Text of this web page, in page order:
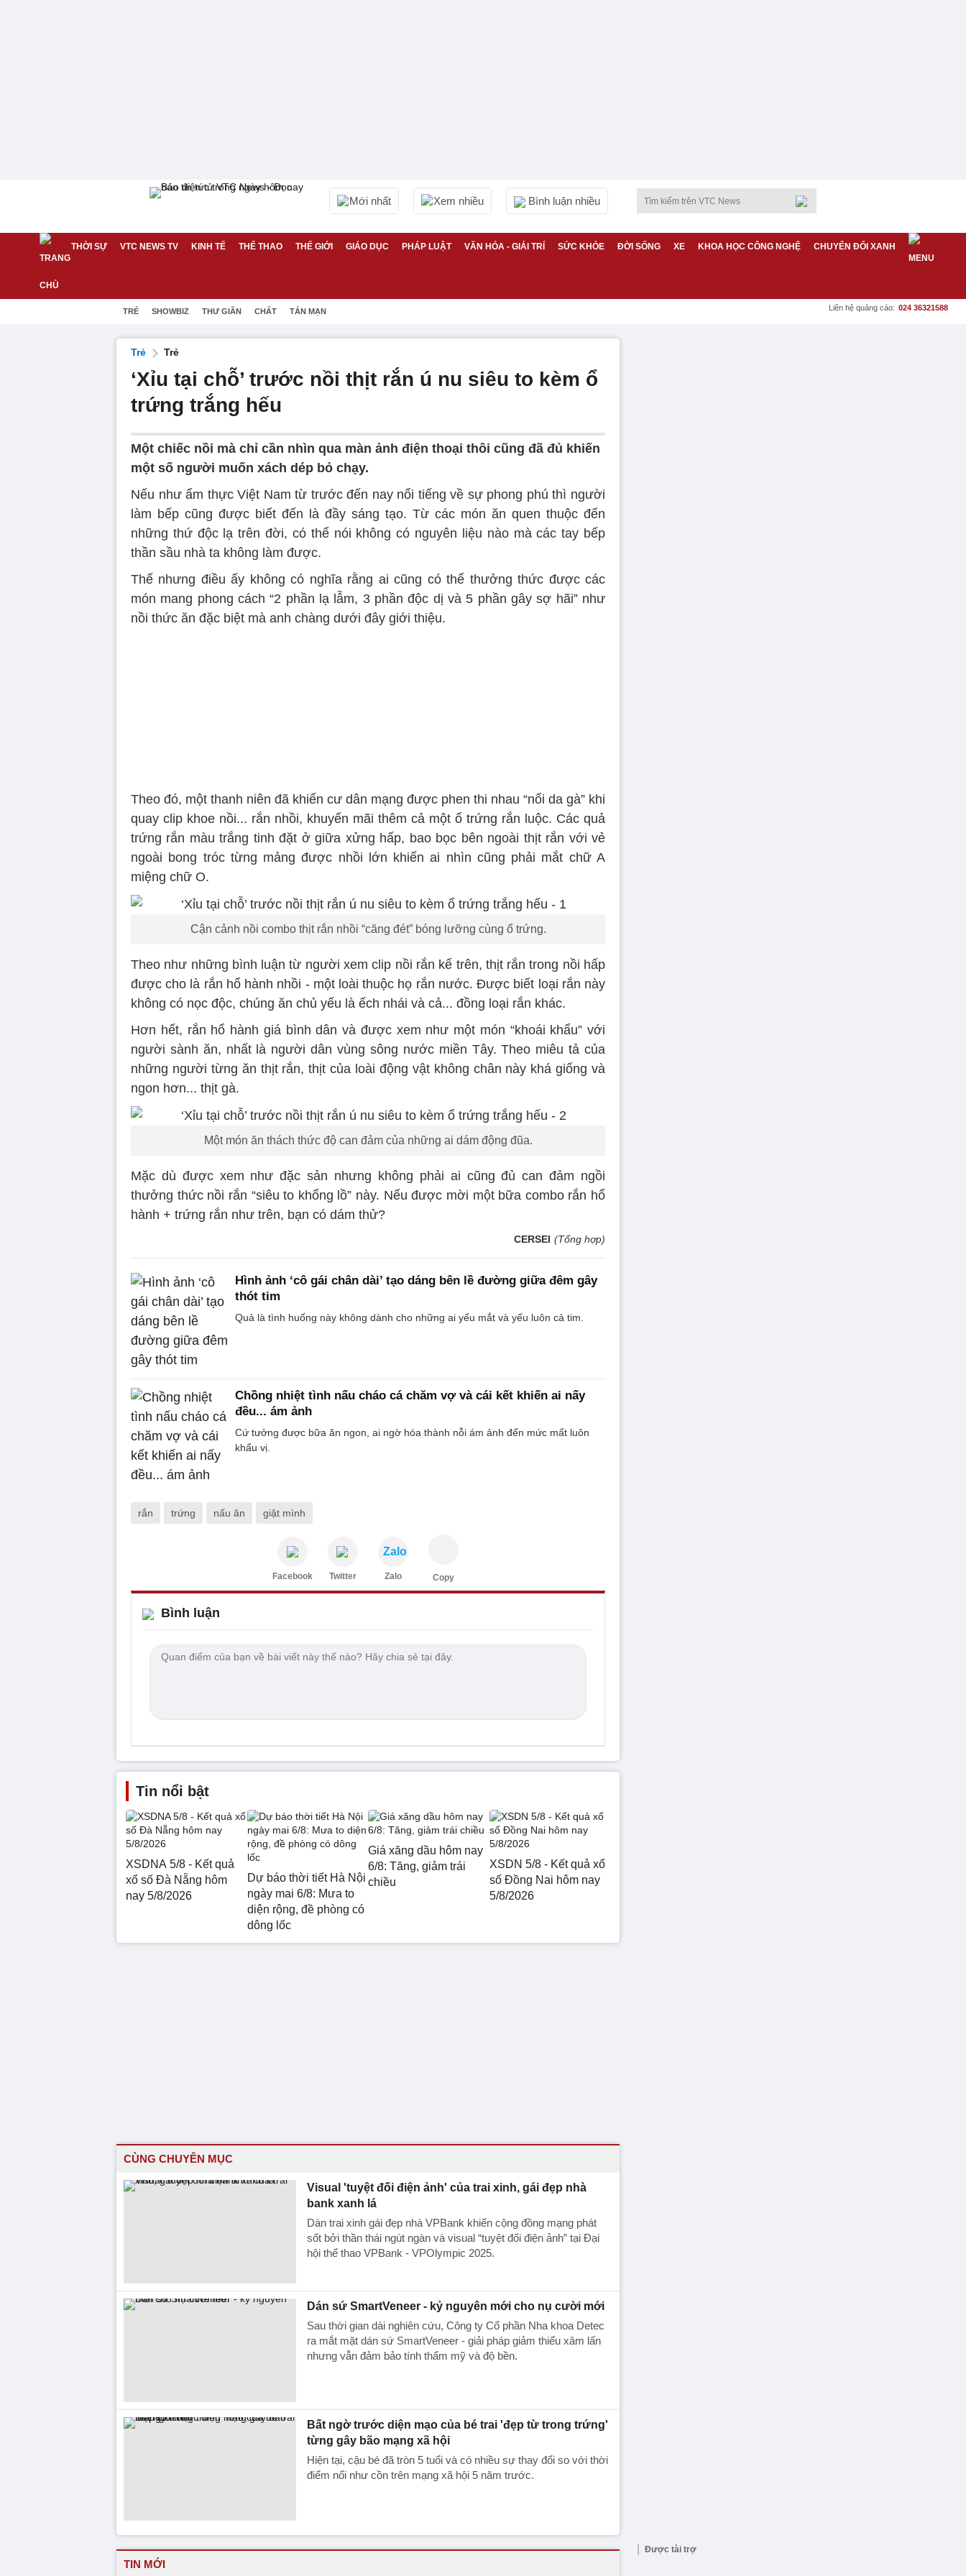
Mới nhất Xem nhiều Bình luận nhiều
THỜI SỰ VTC NEWS TV KINH TẾ THỂ THAO THẾ GIỚI GIÁO DỤC PHÁP LUẬT VĂN HÓA - GIẢI TRÍ SỨC KHỎE ĐỜI SỐNG XE KHOA HỌC CÔNG NGHỆ CHUYỂN ĐỔI XANH
TRẺ SHOWBIZ THƯ GIÃN CHẤT TẢN MẠN Liên hệ quảng cáo: 024 36321588
Trẻ Trẻ
‘Xỉu tại chỗ’ trước nồi thịt rắn ú nu siêu to kèm ổ
trứng trắng hếu
Một chiếc nồi mà chỉ cần nhìn qua màn ảnh điện thoại thôi cũng đã đủ khiến
một số người muốn xách dép bỏ chạy.
Nếu như ẩm thực Việt Nam từ trước đến nay nổi tiếng về sự phong phú thì người
làm bếp cũng được biết đến là đầy sáng tạo. Từ các món ăn quen thuộc đến
những thứ độc lạ trên đời, có thể nói không có nguyên liệu nào mà các tay bếp
thần sầu nhà ta không làm được.
Thế nhưng điều ấy không có nghĩa rằng ai cũng có thể thưởng thức được các
món mang phong cách “2 phần lạ lẫm, 3 phần độc dị và 5 phần gây sợ hãi” như
nồi thức ăn đặc biệt mà anh chàng dưới đây giới thiệu.
Theo đó, một thanh niên đã khiến cư dân mạng được phen thi nhau “nổi da gà” khi
quay clip khoe nồi... rắn nhồi, khuyến mãi thêm cả một ổ trứng rắn luộc. Các quả
trứng rắn màu trắng tinh đặt ở giữa xửng hấp, bao bọc bên ngoài thịt rắn với vẻ
ngoài bong tróc từng mảng được nhồi lớn khiến ai nhìn cũng phải mắt chữ A
miệng chữ O.
Cận cảnh nồi combo thịt rắn nhồi “căng đét” bóng lưỡng cùng ổ trứng.
Theo như những bình luận từ người xem clip nồi rắn kể trên, thịt rắn trong nồi hấp
được cho là rắn hổ hành nhồi - một loài thuộc họ rắn nước. Được biết loại rắn này
không có nọc độc, chúng ăn chủ yếu là ếch nhái và cả... đồng loại rắn khác.
Hơn hết, rắn hổ hành giá bình dân và được xem như một món “khoái khẩu” với
người sành ăn, nhất là người dân vùng sông nước miền Tây. Theo miêu tả của
những người từng ăn thịt rắn, thịt của loài động vật không chân này khá giống và
ngon hơn... thịt gà.
Một món ăn thách thức độ can đảm của những ai dám động đũa.
Mặc dù được xem như đặc sản nhưng không phải ai cũng đủ can đảm ngồi
thưởng thức nồi rắn “siêu to khổng lồ” này. Nếu được mời một bữa combo rắn hổ
hành + trứng rắn như trên, bạn có dám thử?
CERSEI (Tổng hợp)
Hình ảnh ‘cô gái chân dài’ tạo dáng bên lề đường giữa đêm gây
thót tim
Quả là tình huống này không dành cho những ai yếu mắt và yếu luôn cả tim.
Chồng nhiệt tình nấu cháo cá chăm vợ và cái kết khiến ai nấy
đều... ám ảnh
Cứ tưởng được bữa ăn ngon, ai ngờ hóa thành nỗi ám ảnh đến mức mất luôn
khẩu vị.
rắn trứng nấu ăn giật mình
Facebook Twitter
Zalo
Zalo Copy
Bình luận
Tin nổi bật
XSDNA 5/8 - Kết quả
xổ số Đà Nẵng hôm
nay 5/8/2026
Dự báo thời tiết Hà Nội
ngày mai 6/8: Mưa to
diện rộng, đề phòng có
dông lốc
Giá xăng dầu hôm nay
6/8: Tăng, giảm trái
chiều
XSDN 5/8 - Kết quả xổ
số Đồng Nai hôm nay
5/8/2026
CÙNG CHUYÊN MỤC
Visual 'tuyệt đối điện ảnh' của trai xinh, gái đẹp nhà
bank xanh lá
Dàn trai xinh gái đẹp nhà VPBank khiến cộng đồng mạng phát
sốt bởi thần thái ngút ngàn và visual “tuyệt đối điện ảnh” tại Đại
hội thể thao VPBank - VPOlympic 2025.
Dán sứ SmartVeneer - kỷ nguyên mới cho nụ cười mới
Sau thời gian dài nghiên cứu, Công ty Cổ phần Nha khoa Detec
ra mắt mặt dán sứ SmartVeneer - giải pháp giảm thiểu xâm lấn
nhưng vẫn đảm bảo tính thẩm mỹ và độ bền.
Bất ngờ trước diện mạo của bé trai 'đẹp từ trong trứng'
từng gây bão mạng xã hội
Hiện tại, cậu bé đã tròn 5 tuổi và có nhiều sự thay đổi so với thời
điểm nổi như cồn trên mạng xã hội 5 năm trước.
TIN MỚI
Được tài trợ